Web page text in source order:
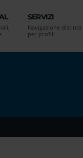
SERVIZI
Navigazione distinta
per profili